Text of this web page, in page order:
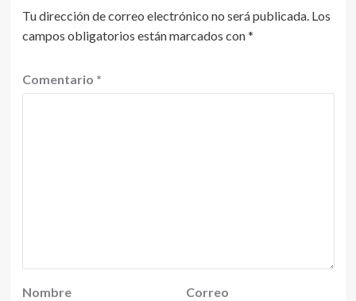
Tu dirección de correo electrónico no será publicada. Los
campos obligatorios están marcados con*
Comentario *
Nombre
Correo